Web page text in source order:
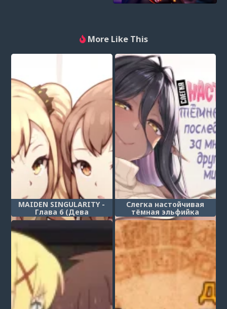
More Like This
MAIDEN SINGULARITY -
Глава 6 (Дева
сингулярности)
Слегка настойчивая
тёмная эльфийка
последовала за мной из
другого мира - глава 3
(Chotto dake Ai ga Omoi
Dark Elf ga Isekai kara
Oikakete Kita)